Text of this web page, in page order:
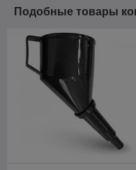
Подобные товары